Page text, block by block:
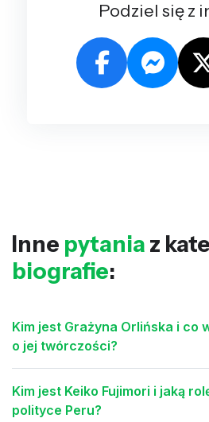
Podziel się z
Inne pytania z
biografie:
Kim jest Grażyna Orlińska i co
o jej twórczości?
Kim jest Keiko Fujimori i jaką
polityce Peru?